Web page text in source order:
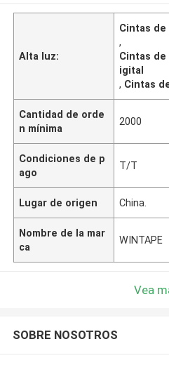
Alta luz:
Cintas
,
Cintas de
igital
, Cintas
Cantidad de orde
n mínima
2000
Condiciones de p
ago
T/T
Lugar de origen China.
Nombre de la mar
ca
WINTAPE
Vea
SOBRE NOSOTROS